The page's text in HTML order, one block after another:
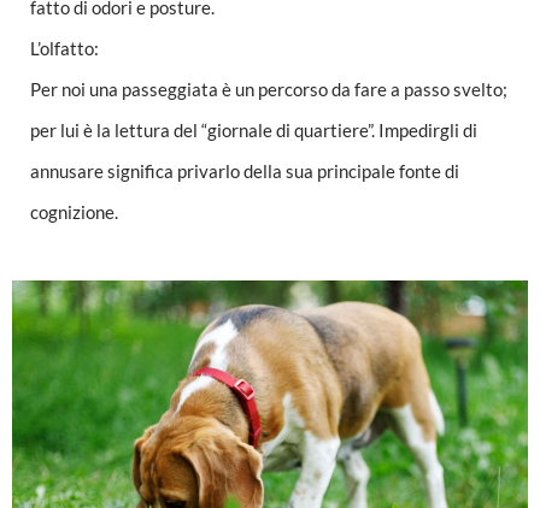
fatto di odori e posture.
L’olfatto:
Per noi una passeggiata è un percorso da fare a passo svelto;
per lui è la lettura del “giornale di quartiere”. Impedirgli di
annusare significa privarlo della sua principale fonte di
cognizione.